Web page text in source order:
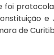
foi
de